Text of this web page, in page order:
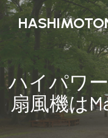
ハイパワ
扇風機は